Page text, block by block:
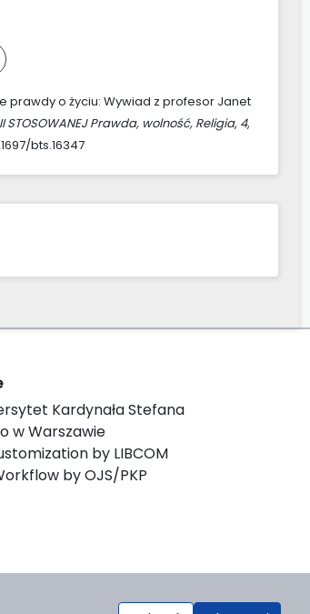
prawdy o życiu: Wywiad z profesor Janet
STOSOWANEJ Prawda, wolność, Religia, 4,
bts.16347
Kardynała Stefana
w Warszawie
by LIBCOM
by OJS/PKP